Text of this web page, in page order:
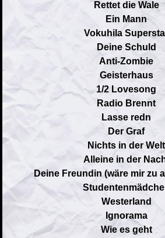
Rettet die Wale
Ein Mann
Vokuhila
Deine Schuld
Anti-Zombie
Geisterhaus
1/2 Lovesong
Radio Brennt
Lasse redn
Der Graf
Nichts in der Welt
Alleine in der
Deine Freundin (wäre mir zu
Westerland
Ignorama
Wie es geht